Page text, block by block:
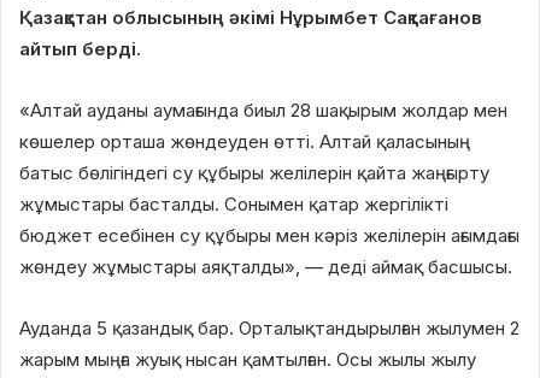
Қазақстан облысының әкімі Нұрымбет Сақтағанов
айтып берді.
«Алтай ауданы аумағында биыл 28 шақырым жолдар мен
көшелер орташа жөндеуден өтті. Алтай қаласының
батыс бөлігіндегі су құбыры желілерін қайта жаңғырту
жұмыстары басталды. Сонымен қатар жергілікті
бюджет есебінен су құбыры мен кәріз желілерін ағымдағы
жөндеу жұмыстары аяқталды», — деді аймақ басшысы.
Ауданда 5 қазандық бар. Орталықтандырылған жылумен 2
жарым мыңға жуық нысан қамтылған. Осы жылы жылу